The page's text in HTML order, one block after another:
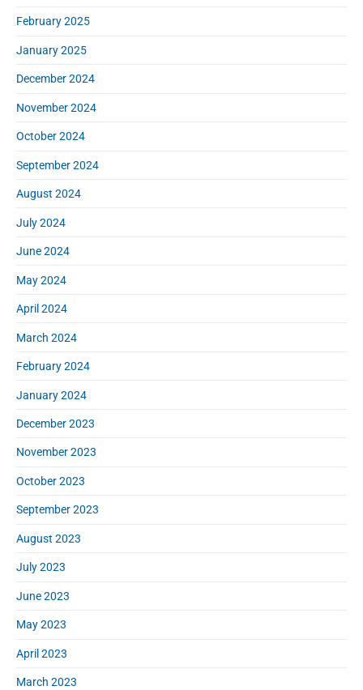
February 2025
January 2025
December 2024
November 2024
October 2024
September 2024
August 2024
July 2024
June 2024
May 2024
April 2024
March 2024
February 2024
January 2024
December 2023
November 2023
October 2023
September 2023
August 2023
July 2023
June 2023
May 2023
April 2023
March 2023